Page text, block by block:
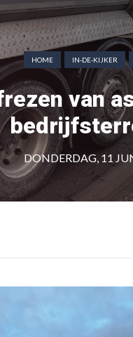
HOME IN-DE-KIJKER
van
DONDERDAG, 11